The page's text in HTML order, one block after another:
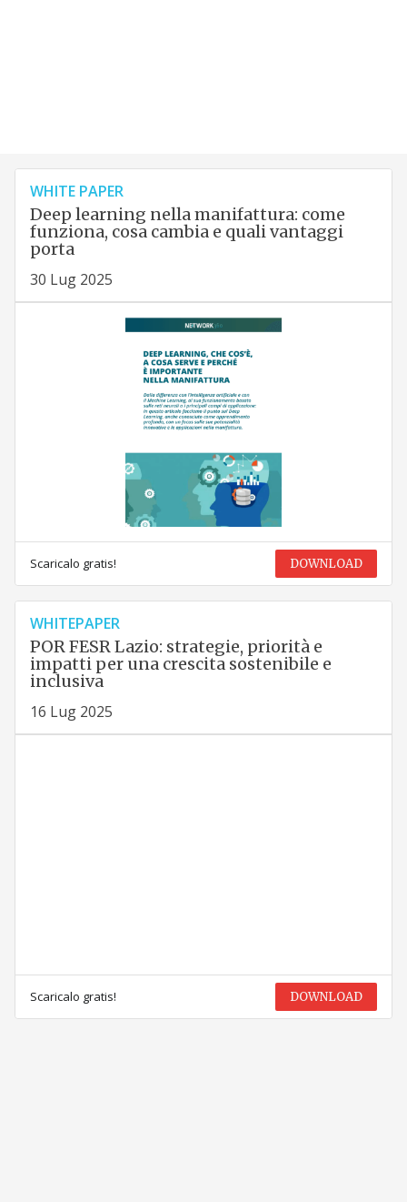
WHITE PAPER
Deep learning nella manifattura: come
funziona, cosa cambia e quali vantaggi
porta
30 Lug 2025
Scaricalo gratis! DOWNLOAD
WHITEPAPER
POR FESR Lazio: strategie, priorità e
impatti per una crescita sostenibile e
inclusiva
16 Lug 2025
Scaricalo gratis! DOWNLOAD